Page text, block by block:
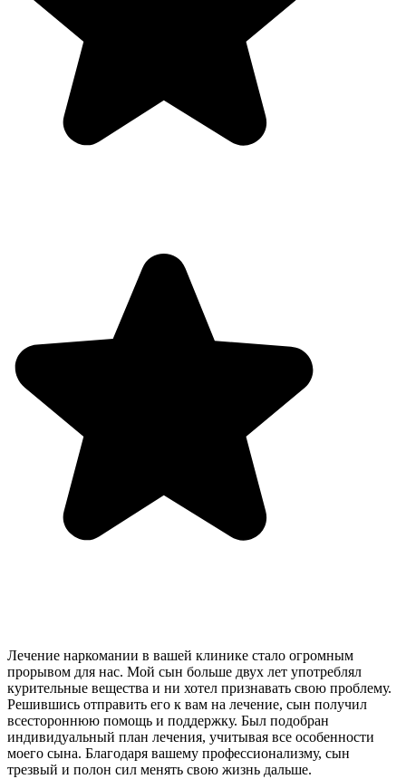
Лечение наркомании в вашей клинике стало огромным
прорывом для нас. Мой сын больше двух лет употреблял
курительные вещества и ни хотел признавать свою проблему.
Решившись отправить его к вам на лечение, сын получил
всестороннюю помощь и поддержку. Был подобран
индивидуальный план лечения, учитывая все особенности
моего сына. Благодаря вашему профессионализму, сын
трезвый и полон сил менять свою жизнь дальше.